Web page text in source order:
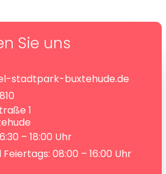
Sie uns
stadtpark-buxtehude.de
1
– 18:00 Uhr
Feiertags: 08:00 – 16:00 Uhr